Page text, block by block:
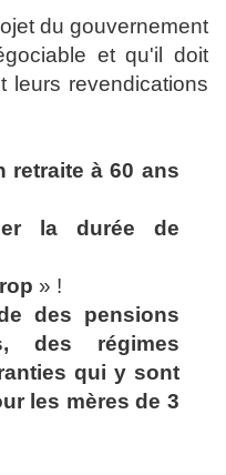
du gouvernement
et qu'il doit
leurs revendications
retraite à 60 ans
la durée de
» !
des pensions
des régimes
qui y sont
les mères de 3